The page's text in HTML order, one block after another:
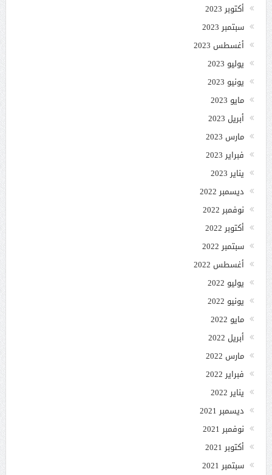
أكتوبر 2023
سبتمبر 2023
أغسطس 2023
يوليو 2023
يونيو 2023
مايو 2023
أبريل 2023
مارس 2023
فبراير 2023
يناير 2023
ديسمبر 2022
نوفمبر 2022
أكتوبر 2022
سبتمبر 2022
أغسطس 2022
يوليو 2022
يونيو 2022
مايو 2022
أبريل 2022
مارس 2022
فبراير 2022
يناير 2022
ديسمبر 2021
نوفمبر 2021
أكتوبر 2021
سبتمبر 2021